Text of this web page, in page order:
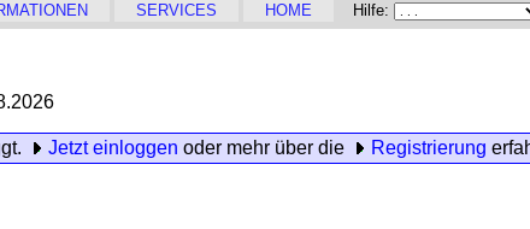
SERVICES HOME Hilfe:
Jetzt einloggen oder mehr über die Registrierung